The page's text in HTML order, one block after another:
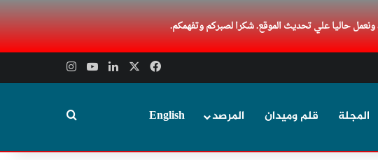
حاليا علي تحديث الموقع. شكرا لصبركم وتفهمكم.
فيسبوك لينكدإن‫YouTubeانستقرام
المجلة قلم وميدان المرصد English بحث عن